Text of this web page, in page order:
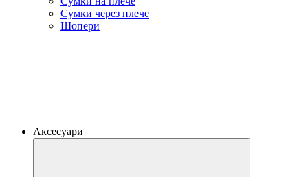
Сумки через плече
Шопери
Аксесуари